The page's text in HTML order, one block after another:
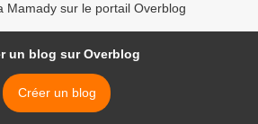
Mamady sur le portail Overblog
un blog sur Overblog
Créer un blog